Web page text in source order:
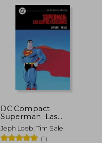
45%
DC Compact.
Superman: Las
Cuatro Estaciones
Jeph Loeb; Tim Sale
(1)